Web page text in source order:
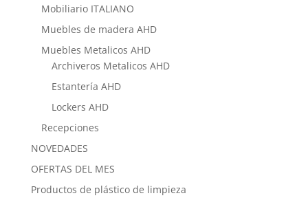
Mobiliario ITALIANO
Muebles de madera AHD
Muebles Metalicos AHD
Archiveros Metalicos AHD
Estantería AHD
Lockers AHD
Recepciones
NOVEDADES
OFERTAS DEL MES
Productos de plástico de limpieza